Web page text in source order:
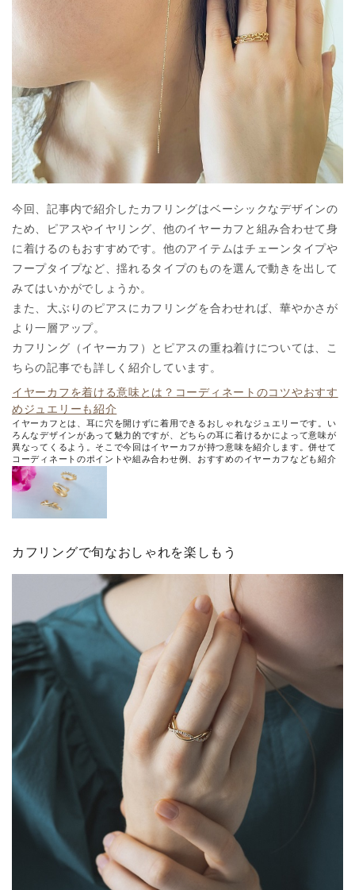
今回、記事内で紹介したカフリングはベーシックなデザインの
ため、ピアスやイヤリング、他のイヤーカフと組み合わせて身
に着けるのもおすすめです。他のアイテムはチェーンタイプや
フープタイプなど、揺れるタイプのものを選んで動きを出して
みてはいかがでしょうか。
また、大ぶりのピアスにカフリングを合わせれば、華やかさが
より一層アップ。
カフリング（イヤーカフ）とピアスの重ね着けについては、こ
ちらの記事でも詳しく紹介しています。
イヤーカフを着ける意味とは？コーディネートのコツやおすす
めジュエリーも紹介
イヤーカフとは、耳に穴を開けずに着用できるおしゃれなジュエリーです。い
ろんなデザインがあって魅力的ですが、どちらの耳に着けるかによって意味が
異なってくるよう。そこで今回はイヤーカフが持つ意味を紹介します。併せて
コーディネートのポイントや組み合わせ例、おすすめのイヤーカフなども紹介
していきます。
カフリングで旬なおしゃれを楽しもう